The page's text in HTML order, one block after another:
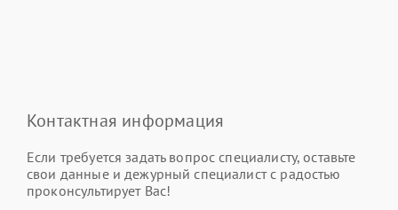
Контактная информация
Если требуется задать вопрос специалисту, оставьте
свои данные и дежурный специалист с радостью
проконсультирует Вас!